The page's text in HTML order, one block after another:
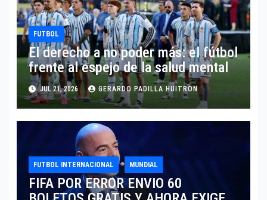
FUTBOL
El derecho a no poder más: el fútbol
frente al espejo de la salud mental
JUL 21, 2026 GERARDO PADILLA HUITRON
FUTBOL INTERNACIONAL MUNDIAL
FIFA POR ERROR ENVIO 60